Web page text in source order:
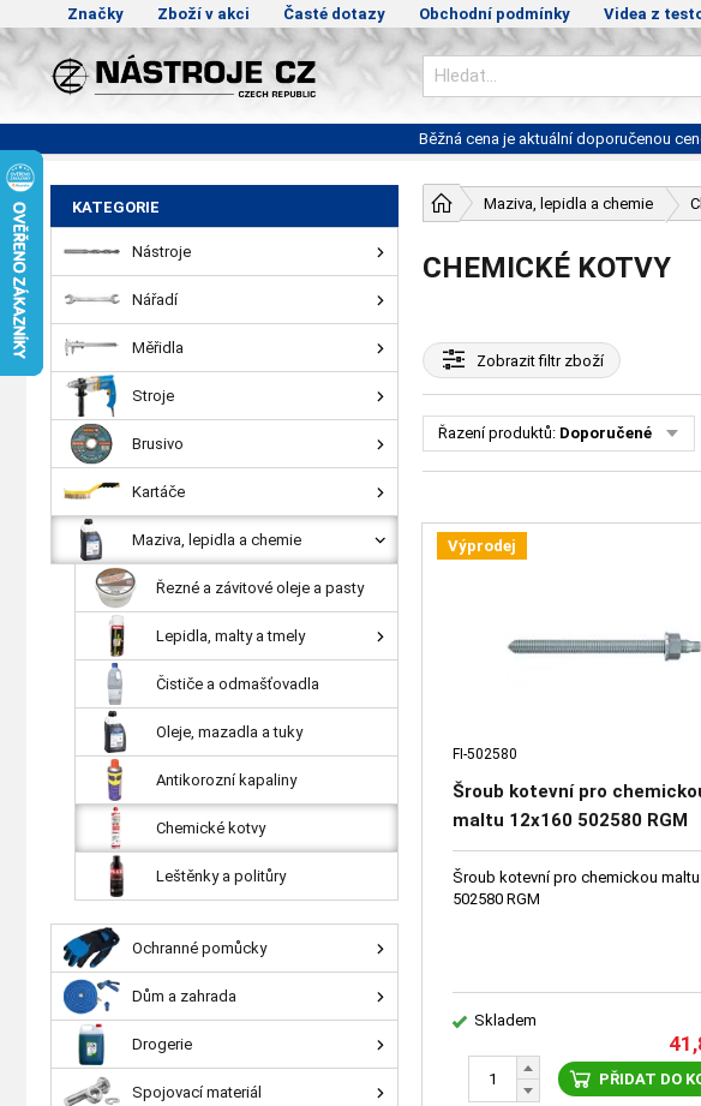
Značky Zboží v akci Časté dotazy Obchodní podmínky Videa z
Běžná cena je aktuální doporučenou
Maziva, lepidla a chemie
CHEMICKÉ KOTVY
Zobrazitfiltr zboží
Řazení produktů: Doporučené
Výprodej
FI-502580
Šroub kotevní pro
maltu 12x160 502580 RGM
Šroub kotevní pro chemickou maltu
502580 RGM
Skladem
PŘIDAT DO
KATEGORIE
Nástroje
Nářadí
Měřidla
Stroje
Brusivo
Kartáče
Maziva, lepidla a chemie
Řezné a závitové oleje a pasty
Lepidla, malty a tmely
Čističe a odmašťovadla
Oleje, mazadla a tuky
Antikorozní kapaliny
Chemické kotvy
Leštěnky a politůry
Ochranné pomůcky
Dům a zahrada
Drogerie
Spojovací materiál